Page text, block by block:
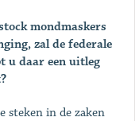
mondmaskers
zal de federale
u daar een uitleg
steken in de zaken